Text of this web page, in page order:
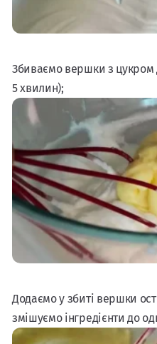
Збиваємо вершки з цукром
5 хвилин);
Додаємо у збиті вершки
змішуємо інгредієнти до